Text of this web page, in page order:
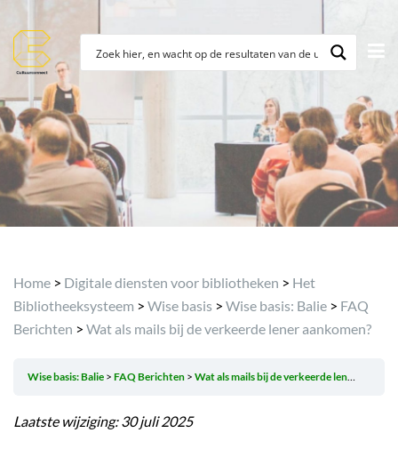
Archief
Home > Digitale diensten voor bibliotheken > Het
Bibliotheeksysteem > Wise basis > Wise basis: Balie > FAQ
Berichten > Wat als mails bij de verkeerde lener aankomen?
Wise basis: Balie FAQ Berichten Wat als mails bij de verkeerde lener aankomen?
Laatste wijziging: 30 juli 2025